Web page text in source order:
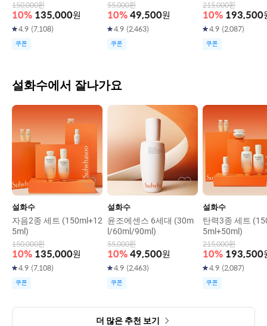
150,000원
10% 135,000원
4.9 (7,108)
쿠폰
55,000원
10% 49,500원
4.9 (2,463)
쿠폰
215,000원
10% 193,500
4.9 (2,087)
쿠폰
설화수에서 잘나가요
설화수
자음2종 세트 (150ml+12
5ml)
150,000원
10% 135,000원
4.9 (7,108)
쿠폰
설화수
윤조에센스 6세대 (30m
l/60ml/90ml)
55,000원
10% 49,500원
4.9 (2,463)
쿠폰
설화수
탄력3종 세트
5ml+50ml)
215,000원
10% 193,500
4.9 (2,087)
쿠폰
더 많은 추천 보기